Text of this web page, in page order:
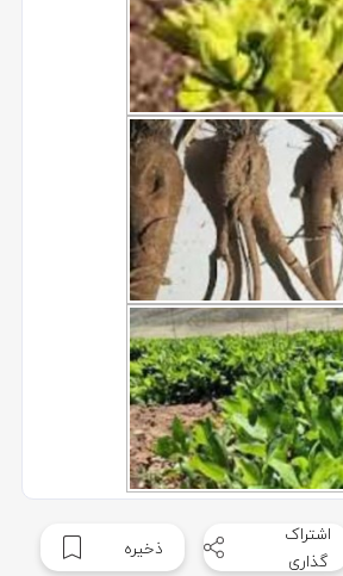
اشتراک
گذاری
ذخیره